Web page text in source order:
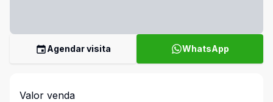
Agendar visita WhatsApp
Valor venda